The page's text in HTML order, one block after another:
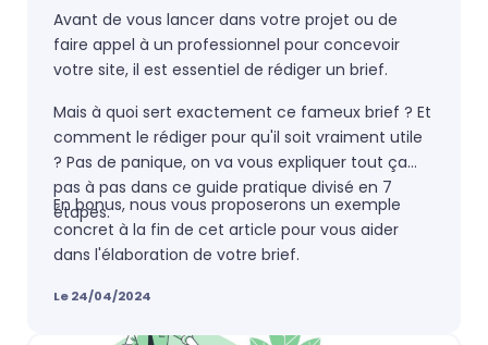
Le 24/04/2024
Avant de vous lancer dans votre projet ou de
faire appel à un professionnel pour concevoir
votre site, il est essentiel de rédiger un brief.
Mais à quoi sert exactement ce fameux brief ? Et
comment le rédiger pour qu'il soit vraiment utile
? Pas de panique, on va vous expliquer tout ça
pas à pas dans ce guide pratique divisé en 7
étapes.
En bonus, nous vous proposerons un exemple
concret à la fin de cet article pour vous aider
dans l'élaboration de votre brief.